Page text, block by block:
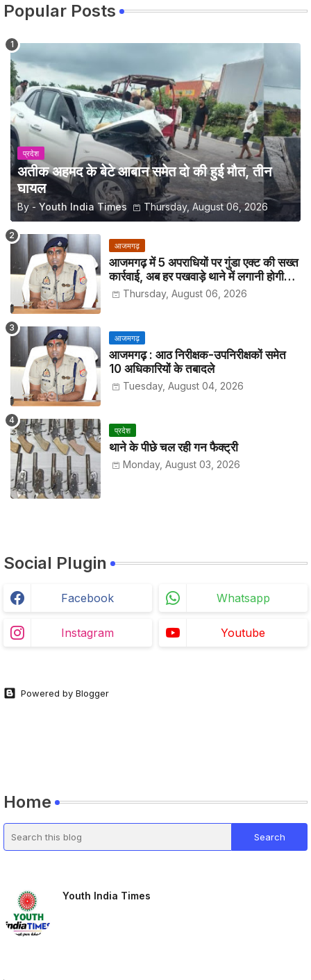
Popular Posts
प्रदेश
अतीक अहमद के बेटे आबान समेत दो की हुई मौत, तीन
घायल
By - Youth India Times Thursday, August 06, 2026
आजमगढ़
आजमगढ़ में 5 अपराधियों पर गुंडा एक्ट की सख्त
कार्रवाई, अब हर पखवाड़े थाने में लगानी होगी
हाजिरीThursday, August 06, 2026
आजमगढ़
आजमगढ़ : आठ निरीक्षक-उपनिरीक्षकों समेत
10 अधिकारियों के तबादले
Tuesday, August 04, 2026
प्रदेश
थाने के पीछे चल रही गन फैक्ट्री
Monday, August 03, 2026
Social Plugin
Facebook Whatsapp
Instagram Youtube
Powered by Blogger
Home
Youth India Times